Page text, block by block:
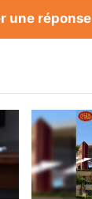
une réponse